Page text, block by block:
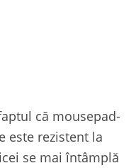
că mousepad-
este rezistent la
se mai întâmplă